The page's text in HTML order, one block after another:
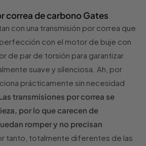
correa de carbono Gates
con una transmisión por correa que
con el motor de buje con
de par de torsión para garantizar
suave y silenciosa. Ah, por
prácticamente sin necesidad
transmisiones por correa se
por lo que carecen de
romper y no precisan
tanto, totalmente diferentes de las